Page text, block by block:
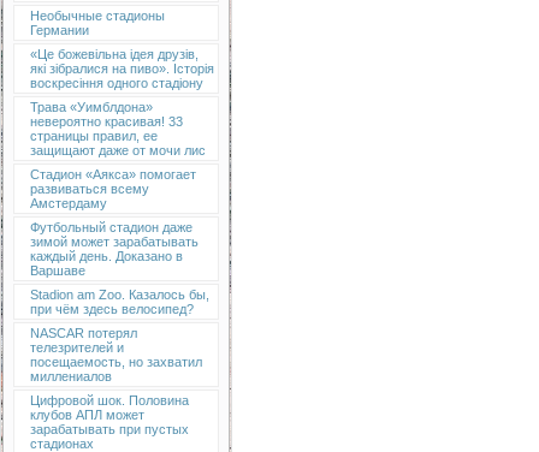
Необычные стадионы
Германии
«Це божевільна ідея друзів,
які зібралися на пиво». Історія
воскресіння одного стадіону
Трава «Уимблдона»
невероятно красивая! 33
страницы правил, ее
защищают даже от мочи лис
Стадион «Аякса» помогает
развиваться всему
Амстердаму
Футбольный стадион даже
зимой может зарабатывать
каждый день. Доказано в
Варшаве
Stadion am Zoo. Казалось бы,
при чём здесь велосипед?
NASCAR потерял
телезрителей и
посещаемость, но захватил
миллениалов
Цифровой шок. Половина
клубов АПЛ может
зарабатывать при пустых
стадионах